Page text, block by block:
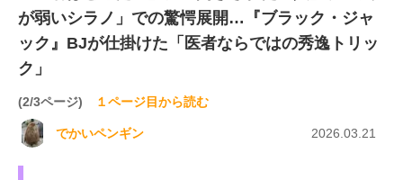
が弱いシラノ」での驚愕展開…『ブラック・ジャ
ック』BJが仕掛けた「医者ならではの秀逸トリッ
ク」
(2/3ページ) １ページ目から読む
でかいペンギン 2026.03.21